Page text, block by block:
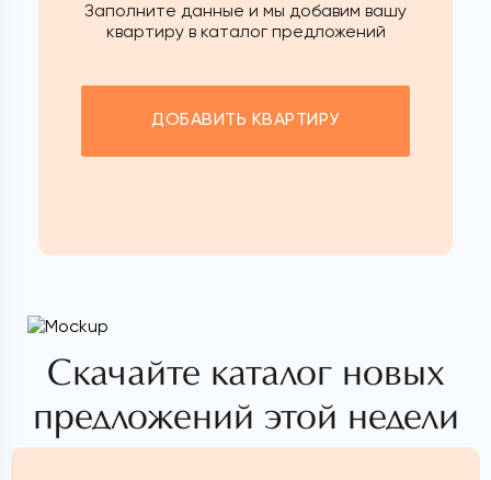
Заполните данные и мы добавим вашу
квартиру в каталог предложений
ДОБАВИТЬ КВАРТИРУ
Скачайте каталог новых
предложений этой недели